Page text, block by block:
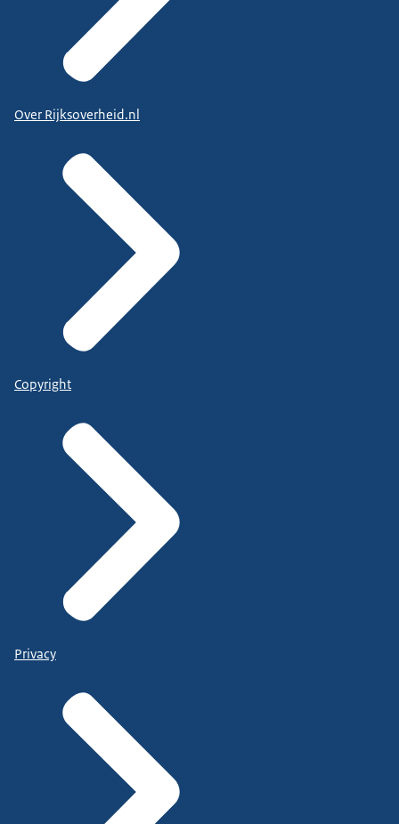
Over Rijksoverheid.nl
Copyright
Privacy